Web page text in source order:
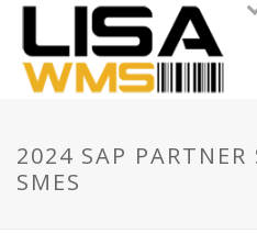
2024 SAP
SMES